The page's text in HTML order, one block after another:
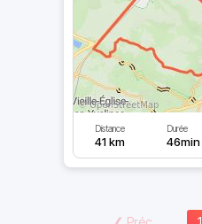
Distance
41 km
Durée
46min